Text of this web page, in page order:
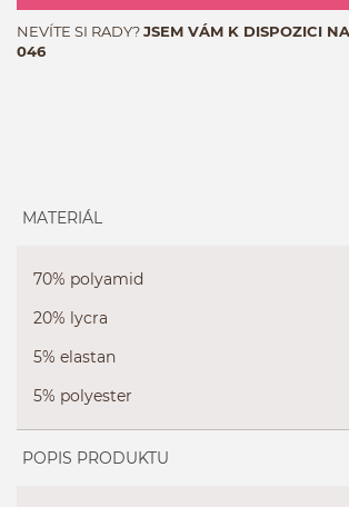
NEVÍTE SI RADY?JSEM VÁM K DISPOZICI NA
046
MATERIÁL
70% polyamid
20% lycra
5% elastan
5% polyester
POPIS PRODUKTU